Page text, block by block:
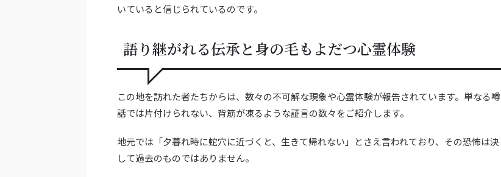
いていると信じられているのです。
語り継がれる伝承と身の毛もよだつ心霊体験
この地を訪れた者たちからは、数々の不可解な現象や心霊体験が報告されています。単なる噂
話では片付けられない、背筋が凍るような証言の数々をご紹介します。
地元では「夕暮れ時に蛇穴に近づくと、生きて帰れない」とさえ言われており、その恐怖は決
して過去のものではありません。